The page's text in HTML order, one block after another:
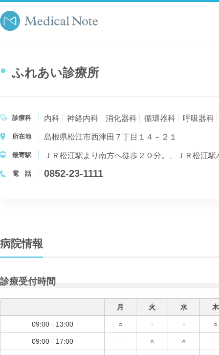
ふれあい診療所
診療科 内科 神経内科 消化器科 循環器科 呼吸器科
所在地 島根県松江市西津田７丁目１４－２１
最寄駅
電 話 0852-23-1111
病院情報
診療受付時間
月 火 水 木
09:00 - 13:00 ○ - - ○
09:00 - 17:00 - ○ ○ -